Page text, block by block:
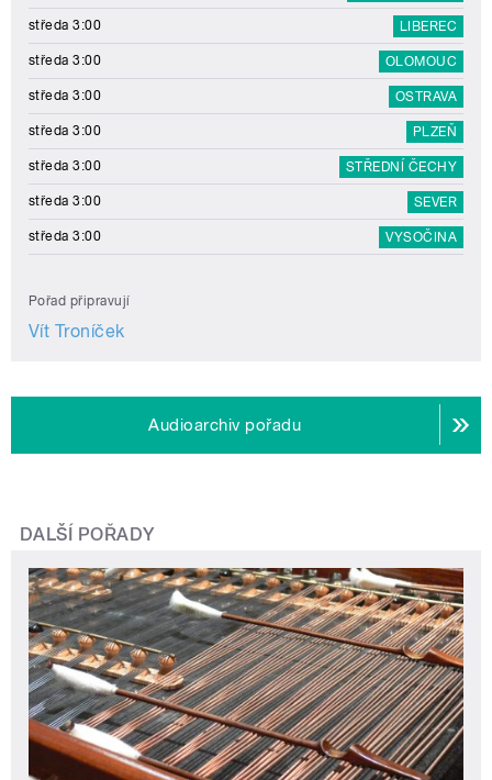
středa 3:00 LIBEREC
středa 3:00 OLOMOUC
středa 3:00 OSTRAVA
středa 3:00 PLZEŇ
středa 3:00 STŘEDNÍ ČECHY
středa 3:00 SEVER
středa 3:00 VYSOČINA
Pořad připravují
Vít Troníček
Audioarchiv pořadu
DALŠÍ POŘADY